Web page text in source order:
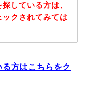
している方は、
ックされてみては
方はこちらをク